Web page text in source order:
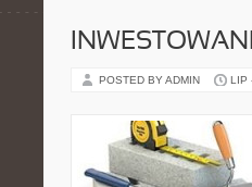
POSTED BY ADMIN LIP